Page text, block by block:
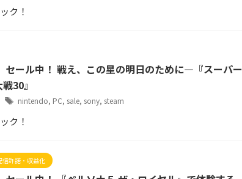
ク！
セール中！ 戦え、この星の明日のために—『スーパー
30』
nintendo, PC, sale, sony, steam
ク！
信許諾・収益化